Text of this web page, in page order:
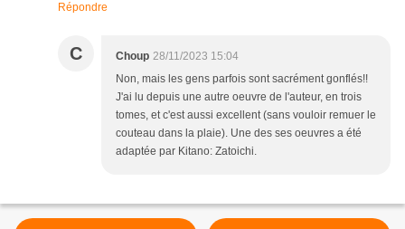
Répondre
C Choup 28/11/2023 15:04
Non, mais les gens parfois sont sacrément gonflés!!
J'ai lu depuis une autre oeuvre de l'auteur, en trois
tomes, et c'est aussi excellent (sans vouloir remuer le
couteau dans la plaie). Une des ses oeuvres a été
adaptée par Kitano: Zatoichi.